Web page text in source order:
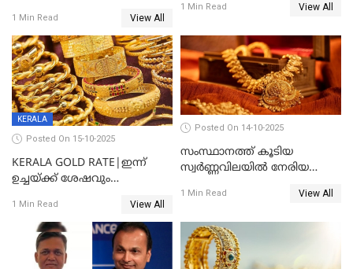
1 Min Read View All
1 Min Read View All
KERALA
Posted On 15-10-2025
KERALA GOLD RATE|ഇന്ന്
ഉച്ചയ്ക്ക് ശേഷവും
പവന് കൂടിയത് 400 രൂപ
1 Min Read View All
Posted On 14-10-2025
സംസ്ഥാനത്ത് കൂടിയ
സ്വർണ്ണവിലയിൽ നേരിയ
1 Min Read View All